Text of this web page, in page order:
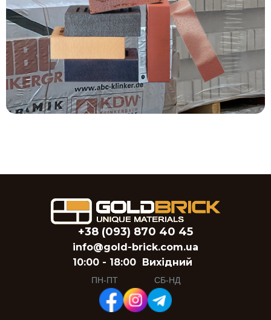
+38 (093) 870 40 45
info@gold-brick.com.ua
10:00 - 18:00
ПН-ПТ
Вихідний
СБ-НД